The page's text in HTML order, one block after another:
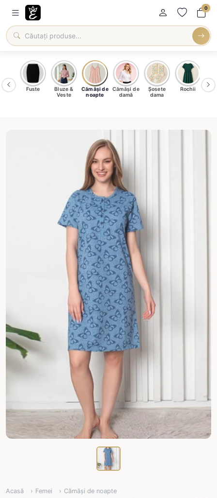
0
si
Fuste
Bluze &
Veste
Cămăși de
noapte
Cămăși de
damă
Șosete
dama
Rochii
Acasă Femei Cămăși de noapte